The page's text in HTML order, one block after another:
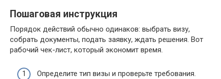
Пошаговая инструкция
Порядок действий обычно одинаков: выбрать визу,
собрать документы, подать заявку, ждать решения. Вот
рабочий чек-лист, который экономит время.
Определите тип визы и проверьте требования.